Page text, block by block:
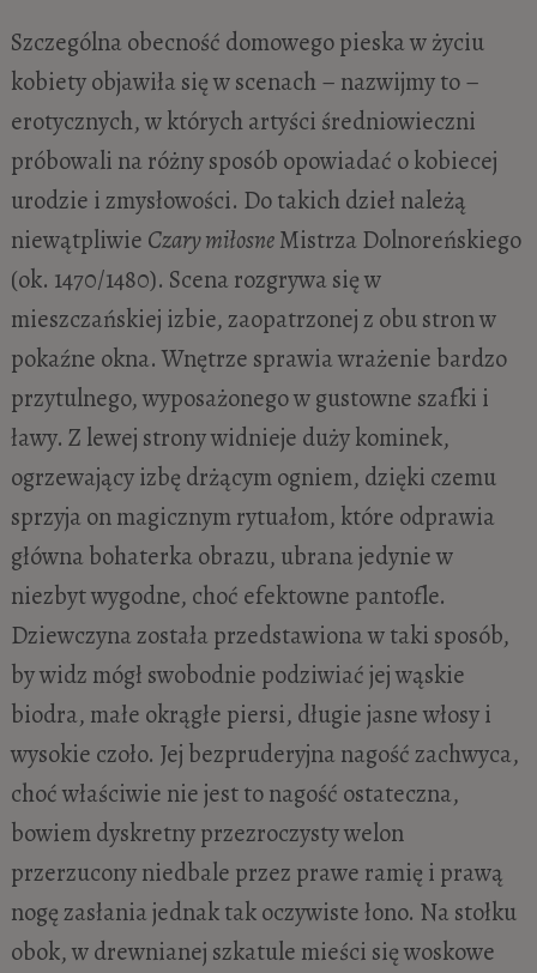
Szczególna obecność domowego pieska w życiu
kobiety objawiła się w scenach – nazwijmy to –
erotycznych, w których artyści średniowieczni
próbowali na różny sposób opowiadać o kobiecej
urodzie i zmysłowości. Do takich dzieł należą
niewątpliwie Czary miłosneMistrza Dolnoreńskiego
(ok. 1470/1480). Scena rozgrywa się w
mieszczańskiej izbie, zaopatrzonej z obu stron w
pokaźne okna. Wnętrze sprawia wrażenie bardzo
przytulnego, wyposażonego w gustowne szafki i
ławy. Z lewej strony widnieje duży kominek,
ogrzewający izbę drżącym ogniem, dzięki czemu
sprzyja on magicznym rytuałom, które odprawia
główna bohaterka obrazu, ubrana jedynie w
niezbyt wygodne, choć efektowne pantofle.
Dziewczyna została przedstawiona w taki sposób,
by widz mógł swobodnie podziwiać jej wąskie
biodra, małe okrągłe piersi, długie jasne włosy i
wysokie czoło. Jej bezpruderyjna nagość zachwyca,
choć właściwie nie jest to nagość ostateczna,
bowiem dyskretny przezroczysty welon
przerzucony niedbale przez prawe ramię i prawą
nogę zasłania jednak tak oczywiste łono. Na stołku
obok, w drewnianej szkatule mieści się woskowe